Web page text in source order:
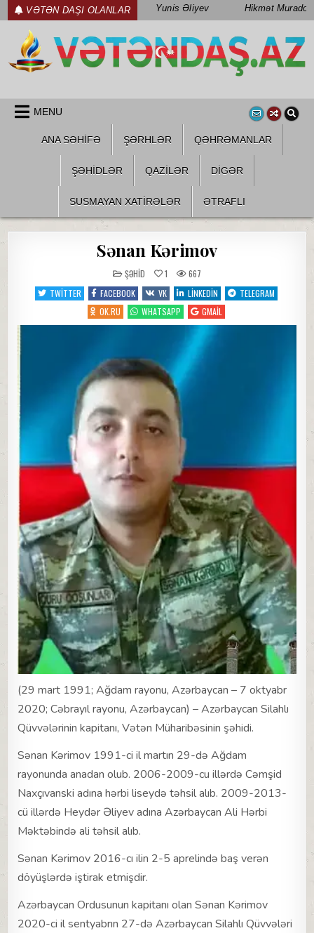
Skip
to
content
VƏTƏN DAŞI OLANLAR Yunis Əliyev Hikmət Muradov
MENU
ANA SƏHİFƏ ŞƏRHLƏR QƏHRƏMANLAR
ŞƏHIDLƏR QAZILƏR DIGƏR
SUSMAYAN XATİRƏLƏR ƏTRAFLI
Sənan Kərimov
POSTED
IN
ŞƏHID 1
667
TWITTER
FACEBOOK VK LINKEDIN
TELEGRAM
OK.RU
WHATSAPP GMAIL
(29 mart 1991; Ağdam rayonu, Azərbaycan – 7 oktyabr
2020; Cəbrayıl rayonu, Azərbaycan) – Azərbaycan Silahlı
Qüvvələrinin kapitanı, Vətən Müharibəsinin şəhidi.
Sənan Kərimov 1991-ci il martın 29-də Ağdam
rayonunda anadan olub. 2006-2009-cu illərdə Cəmşid
Naxçıvanski adına hərbi liseydə təhsil alıb. 2009-2013-
cü illərdə Heydər Əliyev adına Azərbaycan Ali Hərbi
Məktəbində ali təhsil alıb.
Sənan Kərimov 2016-cı ilin 2-5 aprelində baş verən
döyüşlərdə iştirak etmişdir.
Azərbaycan Ordusunun kapitanı olan Sənan Kərimov
2020-ci il sentyabrın 27-də Azərbaycan Silahlı Qüvvələri